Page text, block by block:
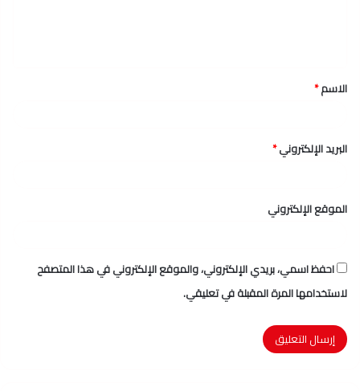
*
الاسم*
البريد الإلكتروني*
الموقع الإلكتروني
احفظ اسمي، بريدي الإلكتروني، والموقع الإلكتروني في هذا المتصفح
لاستخدامها المرة المقبلة في تعليقي.